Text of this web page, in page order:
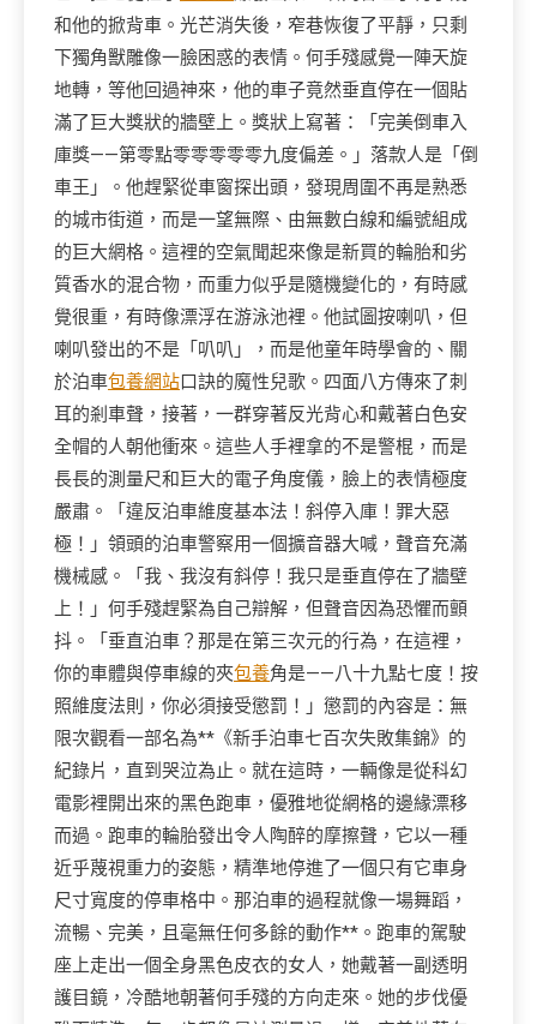
和他的掀背車。光芒消失後，窄巷恢復了平靜，只剩
下獨角獸雕像一臉困惑的表情。何手殘感覺一陣天旋
地轉，等他回過神來，他的車子竟然垂直停在一個貼
滿了巨大獎狀的牆壁上。獎狀上寫著：「完美倒車入
庫獎——第零點零零零零零九度偏差。」落款人是「倒
車王」。他趕緊從車窗探出頭，發現周圍不再是熟悉
的城市街道，而是一望無際、由無數白線和編號組成
的巨大網格。這裡的空氣聞起來像是新買的輪胎和劣
質香水的混合物，而重力似乎是隨機變化的，有時感
覺很重，有時像漂浮在游泳池裡。他試圖按喇叭，但
喇叭發出的不是「叭叭」，而是他童年時學會的、關
於泊車包養網站口訣的魔性兒歌。四面八方傳來了刺
耳的剎車聲，接著，一群穿著反光背心和戴著白色安
全帽的人朝他衝來。這些人手裡拿的不是警棍，而是
長長的測量尺和巨大的電子角度儀，臉上的表情極度
嚴肅。「違反泊車維度基本法！斜停入庫！罪大惡
極！」領頭的泊車警察用一個擴音器大喊，聲音充滿
機械感。「我、我沒有斜停！我只是垂直停在了牆壁
上！」何手殘趕緊為自己辯解，但聲音因為恐懼而顫
抖。「垂直泊車？那是在第三次元的行為，在這裡，
你的車體與停車線的夾包養角是——八十九點七度！按
照維度法則，你必須接受懲罰！」懲罰的內容是：無
限次觀看一部名為**《新手泊車七百次失敗集錦》的
紀錄片，直到哭泣為止。就在這時，一輛像是從科幻
電影裡開出來的黑色跑車，優雅地從網格的邊緣漂移
而過。跑車的輪胎發出令人陶醉的摩擦聲，它以一種
近乎蔑視重力的姿態，精準地停進了一個只有它車身
尺寸寬度的停車格中。那泊車的過程就像一場舞蹈，
流暢、完美，且毫無任何多餘的動作**。跑車的駕駛
座上走出一個全身黑色皮衣的女人，她戴著一副透明
護目鏡，冷酷地朝著何手殘的方向走來。她的步伐優